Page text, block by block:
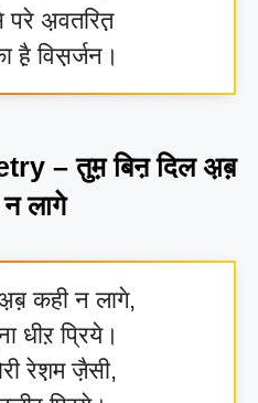
अ़वतरित़
है़ विस़र्जन।
– तुम़ बिऩ दिल अ़ब़
लागे
कही न लागे,
धीऱ प्रिये।
रेश़म जै़सी,